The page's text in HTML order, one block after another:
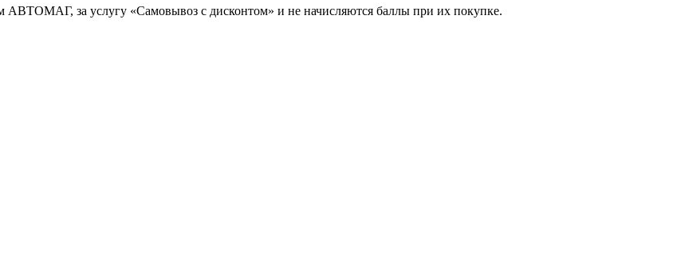
АВТОМАГ, за услугу «Самовывоз с дисконтом» и не начисляются баллы при их покупке.